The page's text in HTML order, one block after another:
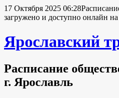
17 Октября 2025 06:28
загружено и доступно онлайн на
Ярославский
Расписание
г. Ярославль